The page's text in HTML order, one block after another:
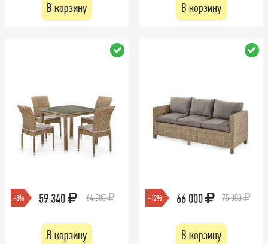
В корзину В корзину
-8% 59 340 64 500
В корзину
-12% 66 000 75 000
В корзину